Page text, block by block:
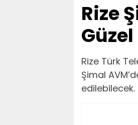
Rize
Rize Türk
Şimal
edilebilecek.